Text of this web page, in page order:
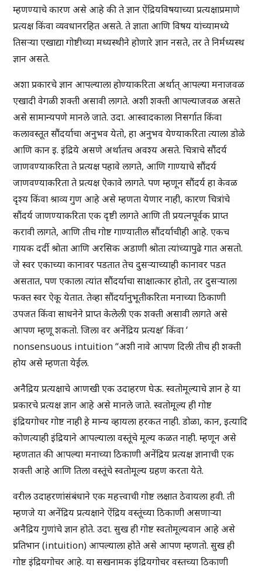
म्हणण्याचे कारण असे आहे की ते ज्ञान ऐंद्रियविषयाच्या प्रत्यक्षाप्रमाणे
प्रत्यक्ष किंवा व्यवधानरहित असते. ते ज्ञाता आणि विषय यांच्यामध्ये
तिसऱ्या एखाद्या गोष्टीच्या मध्यस्थीने होणारे ज्ञान नसते, तर ते निर्मध्यस्थ
ज्ञान असते.
अशा प्रकारचे ज्ञान आपल्याला होण्याकरिता अर्थात् आपल्या मनाजवळ
एखादी वेगळी शक्ती असावी लागते. अशी शक्ती आपल्याजवळ असते
असे सामान्यपणे मानले जाते. उदा. आस्वादकाला निसर्गात किंवा
कलावस्तूत सौंदर्याचा अनुभव येतो, हा अनुभव येण्याकरिता त्याला डोळे
आणि कान इ. इंद्रिये असणे अर्थातच अवश्य असते. चित्राचे सौंदर्य
जाणवण्याकरिता ते प्रत्यक्ष पहावे लागते, आणि गाण्याचे सौंदर्य
जाणवण्याकरिता ते प्रत्यक्ष ऐकावे लागते. पण म्हणून सौंदर्य हा केवळ
दृश्य किंवा श्राव्य गुण आहे असे म्हणता येणार नाही, कारण चित्रांचे
सौंदर्य जाणण्याकरिता एक दृष्टी लागते आणि ती प्रयत्नपूर्वक प्राप्त
करावी लागते, आणि तीच गोष्ट गाण्यातील सौंदर्याचीही आहे. एकच
गायक दर्दी श्रोता आणि अरसिक अडाणी श्रोता त्यांच्यापुढे गात असतो.
जे स्वर एकाच्या कानावर पडतात तेच दुसऱ्याच्याही कानावर पडत
असतात, पण एकाला त्यांत सौंदर्याचा साक्षात्कार होतो, तर दुसऱ्याला
फक्त स्वर ऐकू येतात. तेव्हा सौंदर्यानुभूतीकरिता मनाच्या ठिकाणी
उपजत किंवा साधनेने प्राप्त केलेली एक शक्ती असावी लागते असे
आपण म्हणू शकतो. जिला वर अनेंद्रिय प्रत्यक्ष’ किंवा ‘
nonsensuous intuition “अशी नावे आपण दिली तीच ही शक्ती
होय असे म्हणता येईल.
अनैद्रिय प्रत्यक्षाचे आणखी एक उदाहरण घेऊ. स्वतोमूल्याचे ज्ञान हे या
प्रकारचे प्रत्यक्ष ज्ञान आहे असे मानले जाते. स्वतोमूल्य ही गोष्ट
इंद्रियगोचर गोष्ट नाही हे मान्य व्हायला हरकत नाही. डोळा, कान, इत्यादि
कोणत्याही इंद्रियाने आपल्याला वस्तूंचे मूल्य कळत नाही. म्हणून असे
म्हणतात की आपल्या मनाच्या ठिकाणी अनेंद्रिय प्रत्यक्ष ज्ञानाची एक
शक्ती आहे आणि तिला वस्तूंचे स्वतोमूल्य ग्रहण करता येते.
वरील उदाहरणांसंबंधाने एक महत्त्वाची गोष्ट लक्षात ठेवायला हवी. ती
म्हणजे या अनेंद्रिय प्रत्यक्षाने ऐंद्रिय वस्तूंच्या ठिकाणी असणाऱ्या
अनैद्रिय गुणांचे ज्ञान होते. उदा. सुख ही गोष्ट स्वतोमूल्यवान आहे असे
प्रतिभान (intuition) आपल्याला होते असे आपण म्हणतो. सुख ही
गोष्ट इंद्रियगोचर आहे. या सखनामक इंद्रियगोचर वस्तच्या ठिकाणी